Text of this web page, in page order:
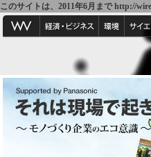
このサイトは、2011年6月まで http://